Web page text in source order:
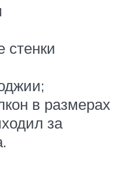
стенки
в размерах
за